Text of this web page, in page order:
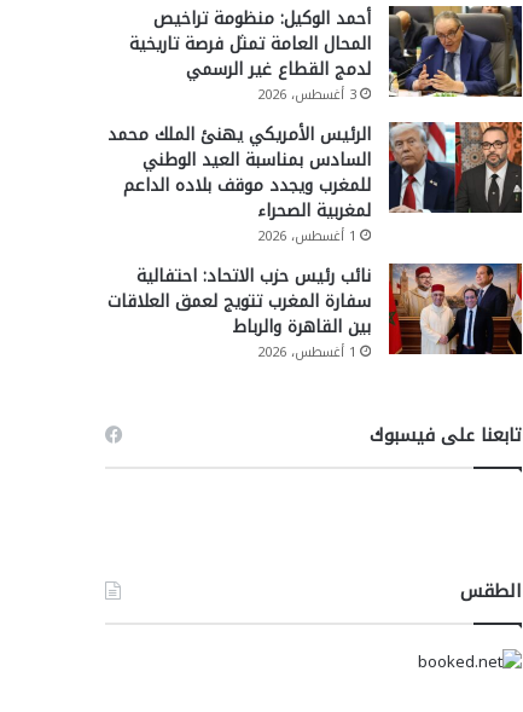
أحمد الوكيل: منظومة تراخيص
المحال العامة تمثل فرصة تاريخية
لدمج القطاع غير الرسمي
3 أغسطس، 2026
الرئيس الأمريكي يهنئ الملك محمد
السادس بمناسبة العيد الوطني
للمغرب ويجدد موقف بلاده الداعم
لمغربية الصحراء
1 أغسطس، 2026
نائب رئيس حزب الاتحاد: احتفالية
سفارة المغرب تتويج لعمق العلاقات
بين القاهرة والرباط
1 أغسطس، 2026
تابعنا على فيسبوك
الطقس